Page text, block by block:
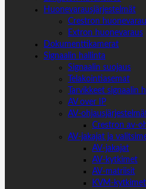
Huonevarausjärjestelmät
Crestron
Extron huonevaraus
Dokumenttikamerat
Signaalin hallinta
Signaalin suojaus
Telakointiasemat
Tarvikkeet signaalin
AV over IP
AV-
Crestron av-
AV-jakajat ja
AV-jakajat
AV-kytkimet
AV-matriisit
KVM-kytkimet